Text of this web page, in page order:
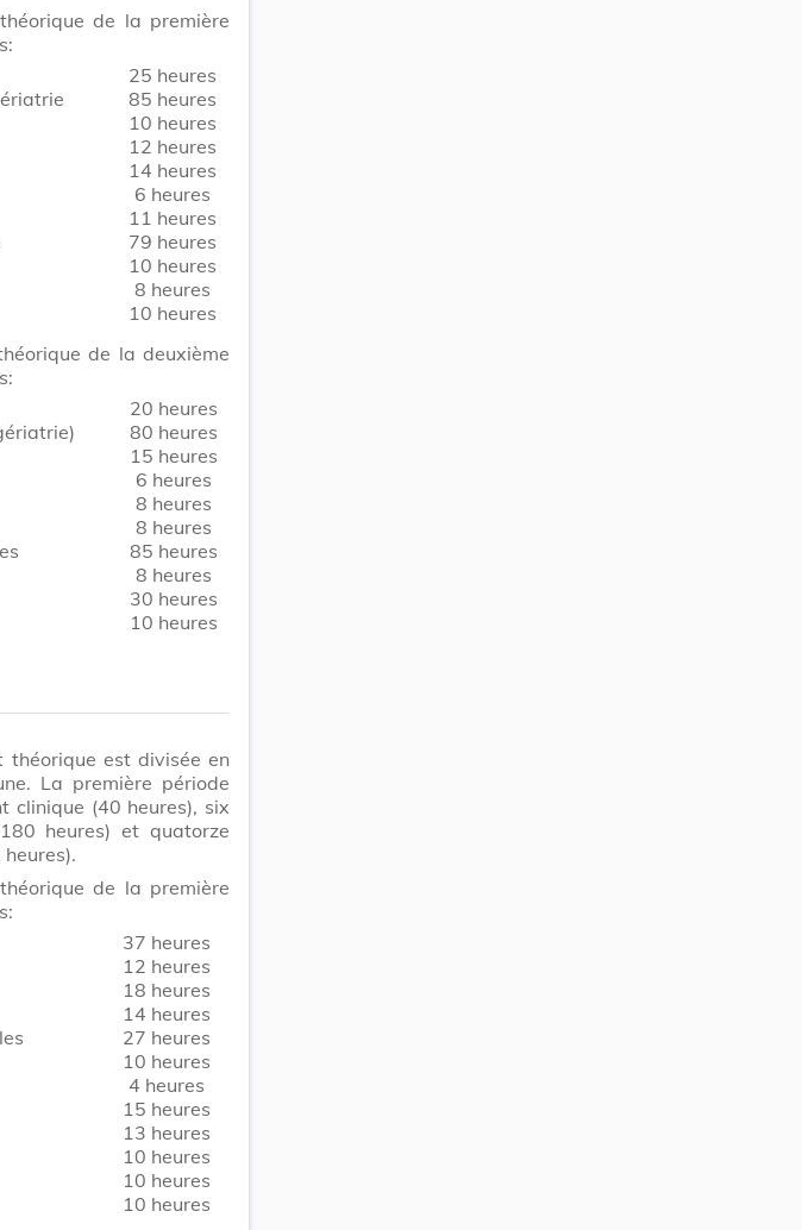
de la première
25 heures
85 heures
10 heures
12 heures
14 heures
6 heures
11 heures
79 heures
10 heures
8 heures
10 heures
de la deuxième
20 heures
80 heures
15 heures
6 heures
8 heures
8 heures
85 heures
8 heures
30 heures
10 heures
théorique est divisée en
La première période
clinique (40 heures), six
heures) et quatorze
de la première
37 heures
12 heures
18 heures
14 heures
27 heures
10 heures
4 heures
15 heures
13 heures
10 heures
10 heures
10 heures